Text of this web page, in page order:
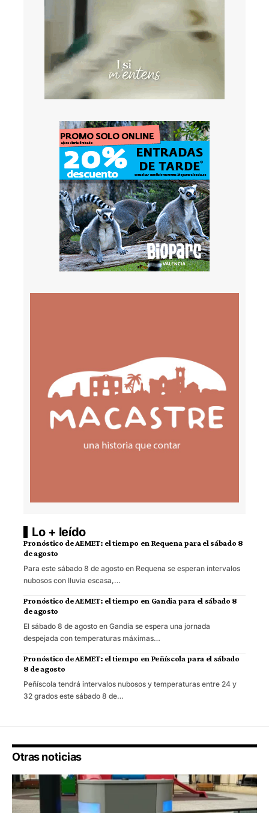
Lo + leído
Pronóstico de AEMET: el tiempo en Requena para el sábado 8
de agosto
Para este sábado 8 de agosto en Requena se esperan intervalos
nubosos con lluvia escasa,…
Pronóstico de AEMET: el tiempo en Gandia para el sábado 8
de agosto
El sábado 8 de agosto en Gandia se espera una jornada
despejada con temperaturas máximas…
Pronóstico de AEMET: el tiempo en Peñíscola para el sábado
8 de agosto
Peñíscola tendrá intervalos nubosos y temperaturas entre 24 y
32 grados este sábado 8 de…
Otras noticias